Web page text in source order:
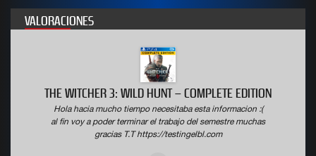
VALORACIONES
THE WITCHER 3: WILD HUNT – COMPLETE EDITION
Hola hacia mucho tiempo necesitaba esta informacion :(
al fin voy a poder terminar el trabajo del semestre muchas
gracias T.T https://testingelbl.com